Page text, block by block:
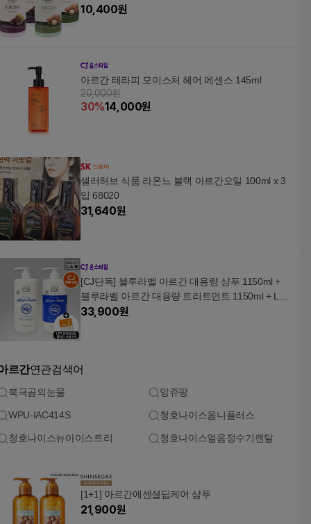
10,400원
아르간 테라피 모이스처 헤어 에센스 145ml
20,000원
30%14,000원
셀러허브 식품 라온느 블랙 아르간오일 100ml x 3
입 68020
31,640원
[CJ단독] 블루라벨 아르간 대용량 샴푸 1150ml +
블루라벨 아르간 대용량 트리트먼트 1150ml + LPP
트리트먼트 플러스 10ml 기획
33,900원
르간연관검색어
북극곰의눈물 앙쥬팡
WPU-IAC414S 청호나이스옴니플러스
청호나이스뉴아이스트리 청호나이스얼음정수기렌탈
[1+1] 아르간에센셜딥케어 샴푸
21,900원